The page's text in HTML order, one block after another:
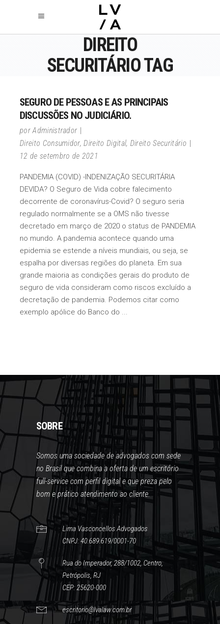
DIREITO
SECURITÁRIO TAG
SEGURO DE PESSOAS E AS PRINCIPAIS
DISCUSSÕES NO JUDICIÁRIO.
porAdministrador
Direito Consumidor,Direito Digital, Direito Securitário
12 de setembro de 2021
PANDEMIA (COVID) -INDENIZAÇÃO SECURITÁRIA
DEVIDA? O Seguro de Vida cobre falecimento
decorrente de coronavírus-Covid? O seguro seria
regulado normalmente se a OMS não tivesse
decretado em março de 2020 o status de PANDEMIA
no mundo. A pandemia acontece quando uma
epidemia se estende a níveis mundiais, ou seja, se
espalha por diversas regiões do planeta. Em sua
grande maioria as condições gerais do produto de
seguro de vida consideram como riscos excluído a
decretação de pandemia. Podemos citar como
exemplo apólice do Banco do
SOBRE
Somos uma sociedade de advogados com sede
no Brasil que combina a oferta de um escritório
full-service com perfil digital e que preza pelo
bom e prático atendimento ao cliente.
Lima Vasconcellos Advogados
CNPJ: 40.689.619/0001-70
Rua do Imperador, 288/1002, Centro,
Petrópolis, RJ
CEP: 25620-000
escritorio@lvalaw.com.br